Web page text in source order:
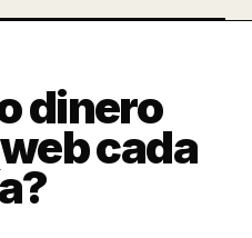
dinero
cada